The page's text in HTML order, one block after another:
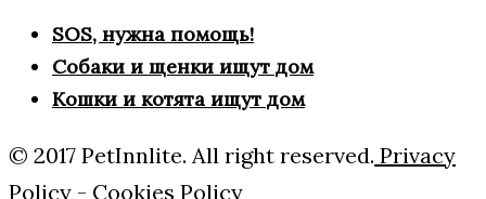
SOS, нужна помощь!
Собаки и щенки ищут дом
Кошки и котята ищут дом
© 2017 PetInnlite. All right reserved. Privacy
Policy - Cookies Policy